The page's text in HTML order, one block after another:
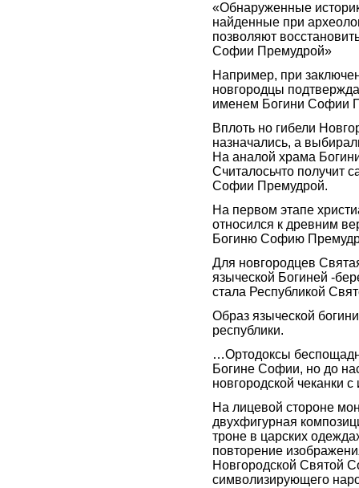
«Обнаруженные
найденные при
позволяют
Софии Премудрой»
Например, при
новгородцы
именем Богини Софии
Вплоть но гибели
назначались, а
На аналой храма
Считалосьчто получит
Софии Премудрой.
На первом этапе
относился к древним
Богиню Софию
Для новгородцев
языческой Богиней -
стала Республикой
Образ языческой
республики.
…Ортодоксы
Богине Софии, но до
новгородской чеканки
На лицевой стороне
двухфигурная
троне в царских
повторение
Новгородской Святой
символизирующего